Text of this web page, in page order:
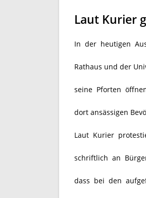
Laut Kurier
In der heutigen
Rathaus und der
seine Pforten
dort ansässigen
Laut Kurier
schriftlich an
dass bei den